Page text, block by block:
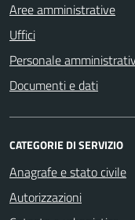
Aree amministrative
Uffici
Personale
Documenti e dati
CATEGORIE DI SERVIZIO
Anagrafe e stato civile
Autorizzazioni